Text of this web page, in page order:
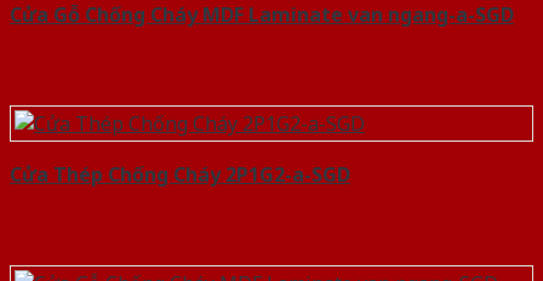
Cửa Gỗ Chống Cháy MDF Laminate van ngang-a-SGD
Cửa Thép Chống Cháy 2P1G2-a-SGD